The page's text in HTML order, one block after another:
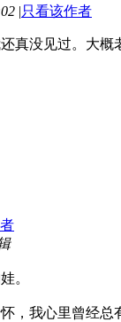
|只看该作者
真没见过。大概
。
，我心里曾经